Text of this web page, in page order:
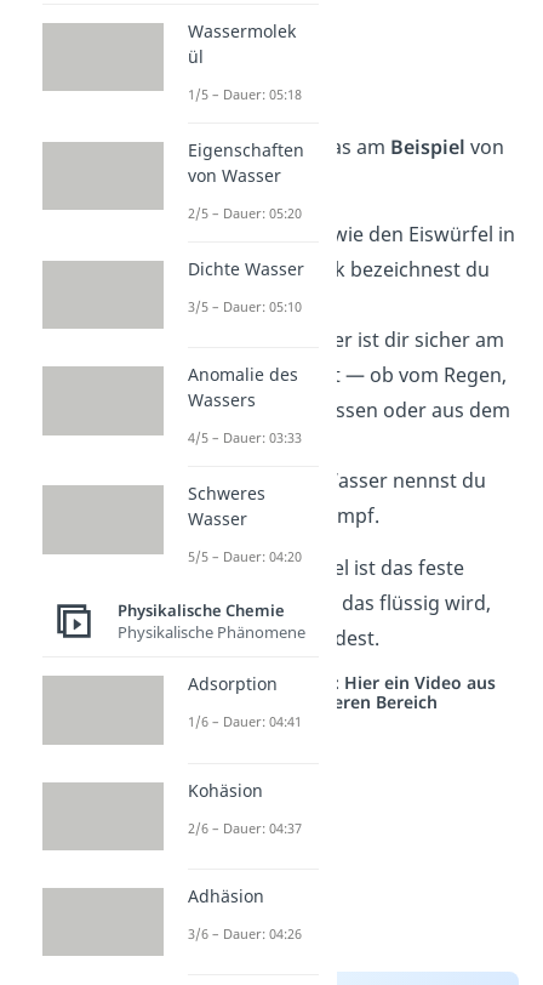
fest,
flüssig
undgasförmig
Schauen wir uns das am Beispiel von
Wasser an:
Wasser wie den Eiswürfel in
deinem Getränk bezeichnest du
als Eis.
Wasser ist dir sicher am
besten bekannt — ob vom Regen,
in Seen und Flüssen oder aus dem
Wasserhahn.
Gasförmiges
Wasser nennst du
auch Wasserdampf.
Ein weiteres Beispiel ist das feste
Wachs einer Kerze, das flüssig wird,
wenn du sie anzündest.
Studyflix vernetzt: Hier ein Video aus
einem anderen Bereich
Wassermolek
ül
1/5 – Dauer: 05:18
Eigenschaften
von Wasser
2/5 – Dauer: 05:20
Dichte Wasser
3/5 – Dauer: 05:10
Anomalie des
Wassers
4/5 – Dauer: 03:33
Schweres
Wasser
5/5 – Dauer: 04:20
Physikalische Chemie
Physikalische Phänomene
Adsorption
1/6 – Dauer: 04:41
Kohäsion
2/6 – Dauer: 04:37
Adhäsion
3/6 – Dauer: 04:26